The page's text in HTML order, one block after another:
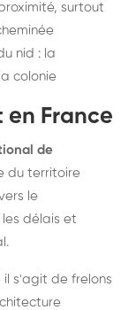
surtout
nid : la
colonie
France
de
du territoire
le
délais et
s'agit de frelons